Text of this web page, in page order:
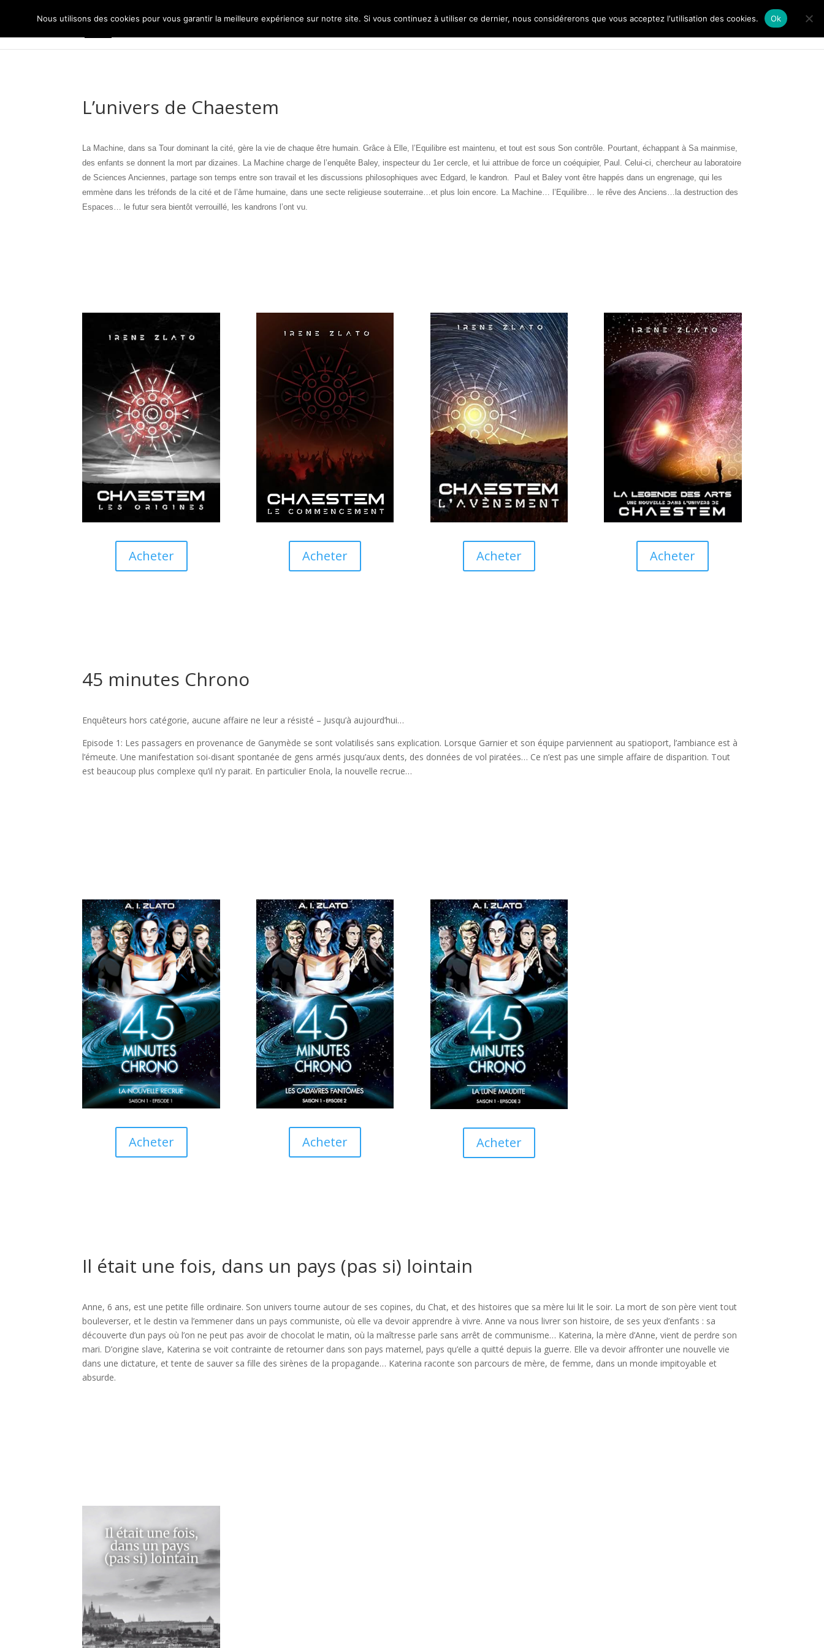
Bienvenue Livres Blog Contact
L’univers de Chaestem
La Machine, dans sa Tour dominant la cité, gère la vie de chaque être humain. Grâce à Elle, l’Equilibre est maintenu, et tout est sous Son contrôle. Pourtant, échappant à Sa mainmise,
des enfants se donnent la mort par dizaines. La Machine charge de l’enquête Baley, inspecteur du 1er cercle, et lui attribue de force un coéquipier, Paul. Celui-ci, chercheur au laboratoire
de Sciences Anciennes, partage son temps entre son travail et les discussions philosophiques avec Edgard, le kandron.
Paul et Baley vont être happés dans un engrenage, qui les
emmène dans les tréfonds de la cité et de l’âme humaine, dans une secte religieuse souterraine…et plus loin encore. La Machine… l’Equilibre… le rêve des Anciens…la destruction des
Espaces… le futur sera bientôt verrouillé, les kandrons l’ont vu.
Acheter Acheter Acheter Acheter
45 minutes Chrono
Enquêteurs hors catégorie, aucune affaire ne leur a résisté – Jusqu’à aujourd’hui…
Episode 1: Les passagers en provenance de Ganymède se sont volatilisés sans explication. Lorsque Garnier et son équipe parviennent au spatioport, l’ambiance est à
l’émeute. Une manifestation soi-disant spontanée de gens armés jusqu’aux dents, des données de vol piratées… Ce n’est pas une simple affaire de disparition. Tout
est beaucoup plus complexe qu’il n’y parait. En particulier Enola, la nouvelle recrue…
Acheter Acheter Acheter
Il était une fois, dans un pays (pas si) lointain
Anne, 6 ans, est une petite fille ordinaire. Son univers tourne autour de ses copines, du Chat, et des histoires que sa mère lui lit le soir. La mort de son père vient tout
bouleverser, et le destin va l’emmener dans un pays communiste, où elle va devoir apprendre à vivre. Anne va nous livrer son histoire, de ses yeux d’enfants : sa
découverte d’un pays où l’on ne peut pas avoir de chocolat le matin, où la maîtresse parle sans arrêt de communisme… Katerina, la mère d’Anne, vient de perdre son
mari. D’origine slave, Katerina se voit contrainte de retourner dans son pays maternel, pays qu’elle a quitté depuis la guerre. Elle va devoir affronter une nouvelle vie
dans une dictature, et tente de sauver sa fille des sirènes de la propagande… Katerina raconte son parcours de mère, de femme, dans un monde impitoyable et
absurde.
Nous utilisons des cookies pour vous garantir la meilleure expérience sur notre site. Si vous continuez à utiliser ce dernier, nous considérerons que vous acceptez l'utilisation des cookies. Ok